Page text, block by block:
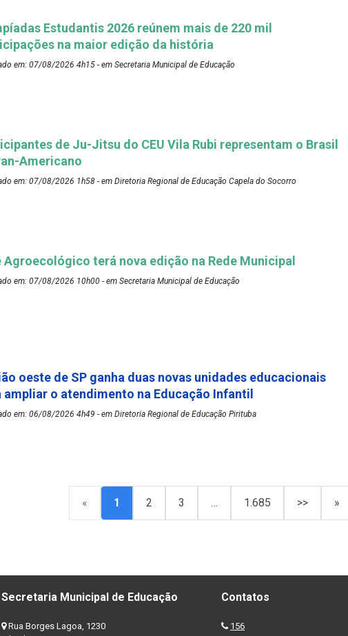
Estudantis 2026 reúnem mais de 220 mil
na maior edição da história
em: 07/08/2026 4h15 - em Secretaria Municipal de Educação
de Ju-Jitsu do CEU Vila Rubi representam o Brasil
Americano
em: 07/08/2026 1h58 - em Diretoria Regional de Educação Capela do Socorro
Agroecológico terá nova edição na Rede Municipal
em: 07/08/2026 10h00 - em Secretaria Municipal de Educação
oeste de SP ganha duas novas unidades educacionais
ampliar o atendimento na Educação Infantil
em: 06/08/2026 4h49 - em Diretoria Regional de Educação Pirituba
« 1 2 3 … 1.685 >> »
Secretaria Municipal de Educação
Rua Borges Lagoa, 1230
Contatos
156